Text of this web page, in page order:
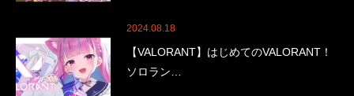
2024.08.18
【VALORANT】はじめてのVALORANT！
ソロラン…